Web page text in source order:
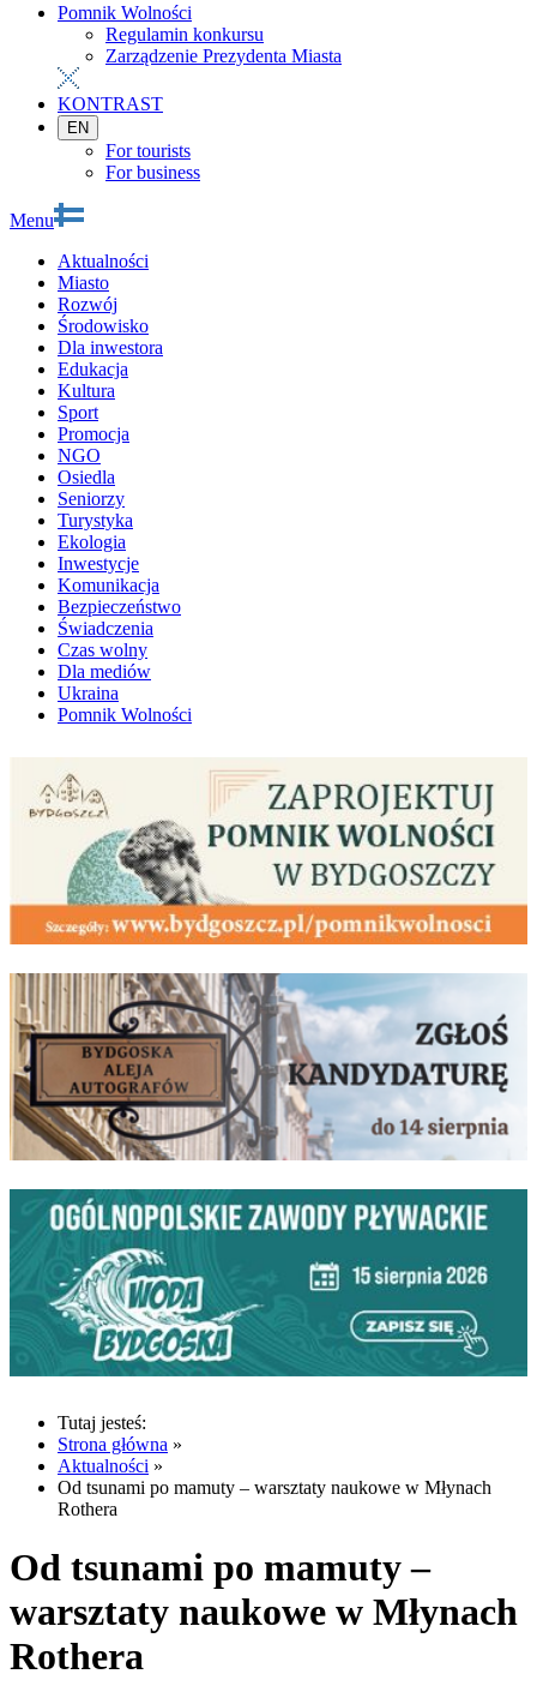
Pomnik Wolności
Regulamin konkursu
Zarządzenie Prezydenta Miasta
KONTRAST
EN
For tourists
For business
Menu
Aktualności
Miasto
Rozwój
Środowisko
Dla inwestora
Edukacja
Kultura
Sport
Promocja
NGO
Osiedla
Seniorzy
Turystyka
Ekologia
Inwestycje
Komunikacja
Bezpieczeństwo
Świadczenia
Czas wolny
Dla mediów
Ukraina
Pomnik Wolności
Tutaj jesteś:
Strona główna »
Aktualności »
Od tsunami po mamuty – warsztaty naukowe w Młynach
Rothera
Od tsunami po mamuty –
warsztaty naukowe w Młynach
Rothera